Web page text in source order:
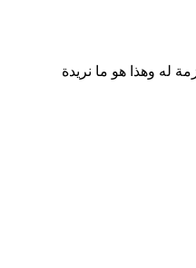
له وهذا هو ما نريدة